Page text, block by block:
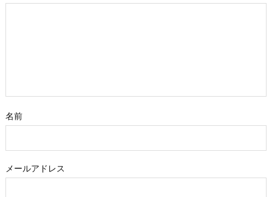
名前
メールアドレス